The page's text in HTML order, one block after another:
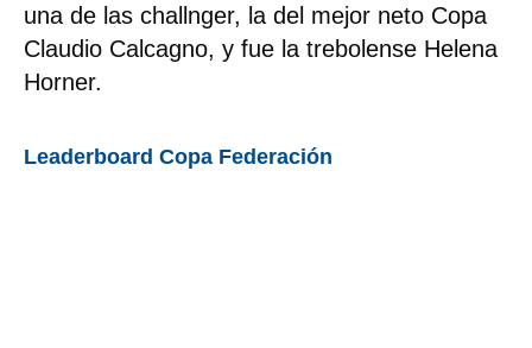
una de las challnger, la del mejor neto Copa
Claudio Calcagno, y fue la trebolense Helena
Horner.
Leaderboard Copa Federación